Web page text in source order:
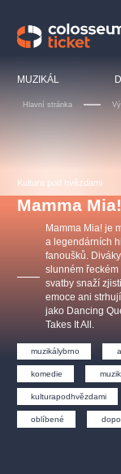
MUZIKÁL
Hlavní stránka
Kultura pod hvězdami
Mamma Mia!
Mamma Mia! je
a legendárních
fanoušků.
slunném
svatby snaží
emoce ani
jako Dancing
Takes It All.
muzikálybrno
komedie
kulturapodhvězdami
oblíbené
OBYČEJNÁ HOLKA
Agentura 44, s.r.o.
Ostatní hledají
muzikálypraha
Nejnavštěvovanější
muzikálypraha
filmováhudba
národnídivadlo